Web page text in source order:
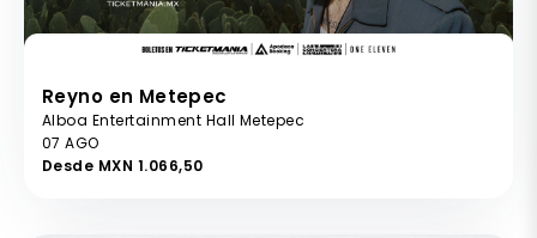
Reyno en Metepec
Alboa Entertainment Hall Metepec
07 AGO
Desde MXN 1.066,50